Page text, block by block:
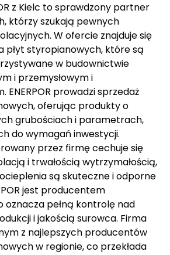
z Kielc to sprawdzony partner
którzy szukają pewnych
W ofercie znajduje się
płyt styropianowych, które są
w budownictwie
i przemysłowym i
ENERPOR prowadzi sprzedaż
oferując produkty o
grubościach i parametrach,
do wymagań inwestycji.
przez firmę cechuje się
i trwałością wytrzymałością,
są skuteczne i odporne
jest producentem
oznacza pełną kontrolę nad
i jakością surowca. Firma
z najlepszych producentów
w regionie, co przekłada